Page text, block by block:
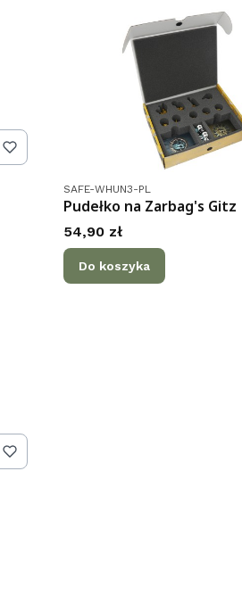
Kod produktu
SAFE-WHUN3-PL
Pudełko na Zarbag's Gitz
Cena
54,90 zł
Do koszyka